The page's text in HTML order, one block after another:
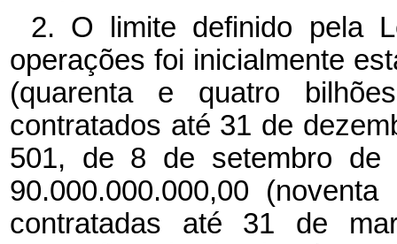
2. O limite definido pela
operações foi inicialmente
(quarenta e quatro
contratados até 31 de
501, de 8 de setembro de
90.000.000.000,00
contratadas até 31 de